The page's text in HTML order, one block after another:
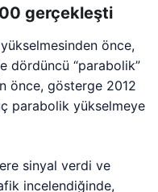
gerçekleşti
önce,
dördüncü “parabolik”
önce, gösterge 2012
parabolik yükselmeye
sinyal verdi ve
incelendiğinde,